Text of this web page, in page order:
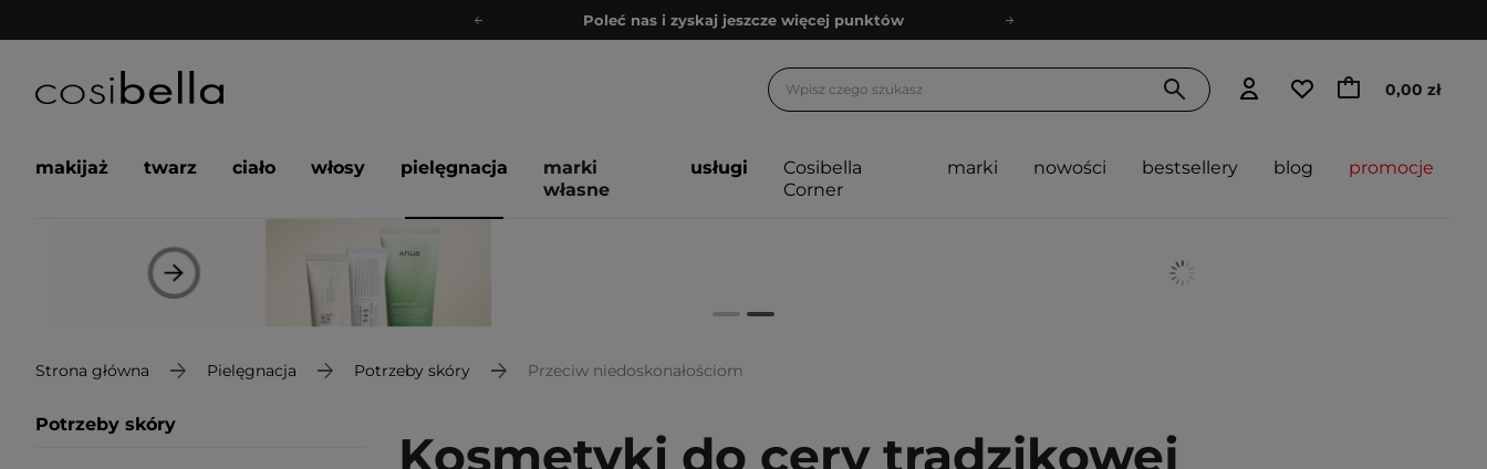
Poleć nas i zyskaj jeszcze więcej punktów
Bezpłatne konsultacje kosmetologiczne
Poleć nas i zyskaj jeszcze więcej punktów
0,00 zł
makijaż twarz ciało włosy pielęgnacja
marki
własne
usługi
Cosibella
Corner
marki nowości bestsellery blog promocje
Strona główna Pielęgnacja Potrzeby skóry Przeciw niedoskonałościom
Potrzeby skóry
Kosmetyki do cery trądzikowej